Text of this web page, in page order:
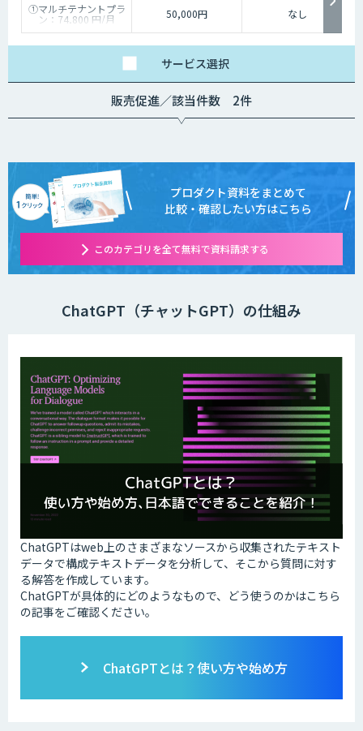
①マルチテナントプラ
ン：74,800 円/月
②スタータープラン：
149,800円/月
50,000円 なし
サービス選択
販売促進／該当件数 2件
プロダクト資料をまとめて
比較・確認したい方はこちら
このカテゴリを全て無料で資料請求する
ChatGPT（チャットGPT）の仕組み
ChatGPTはweb上のさまざまなソースから収集されたテキスト
データで構成テキストデータを分析して、そこから質問に対す
る解答を作成しています。
ChatGPTが具体的にどのようなもので、どう使うのかはこちら
の記事をご確認ください。
ChatGPTとは？使い方や始め方